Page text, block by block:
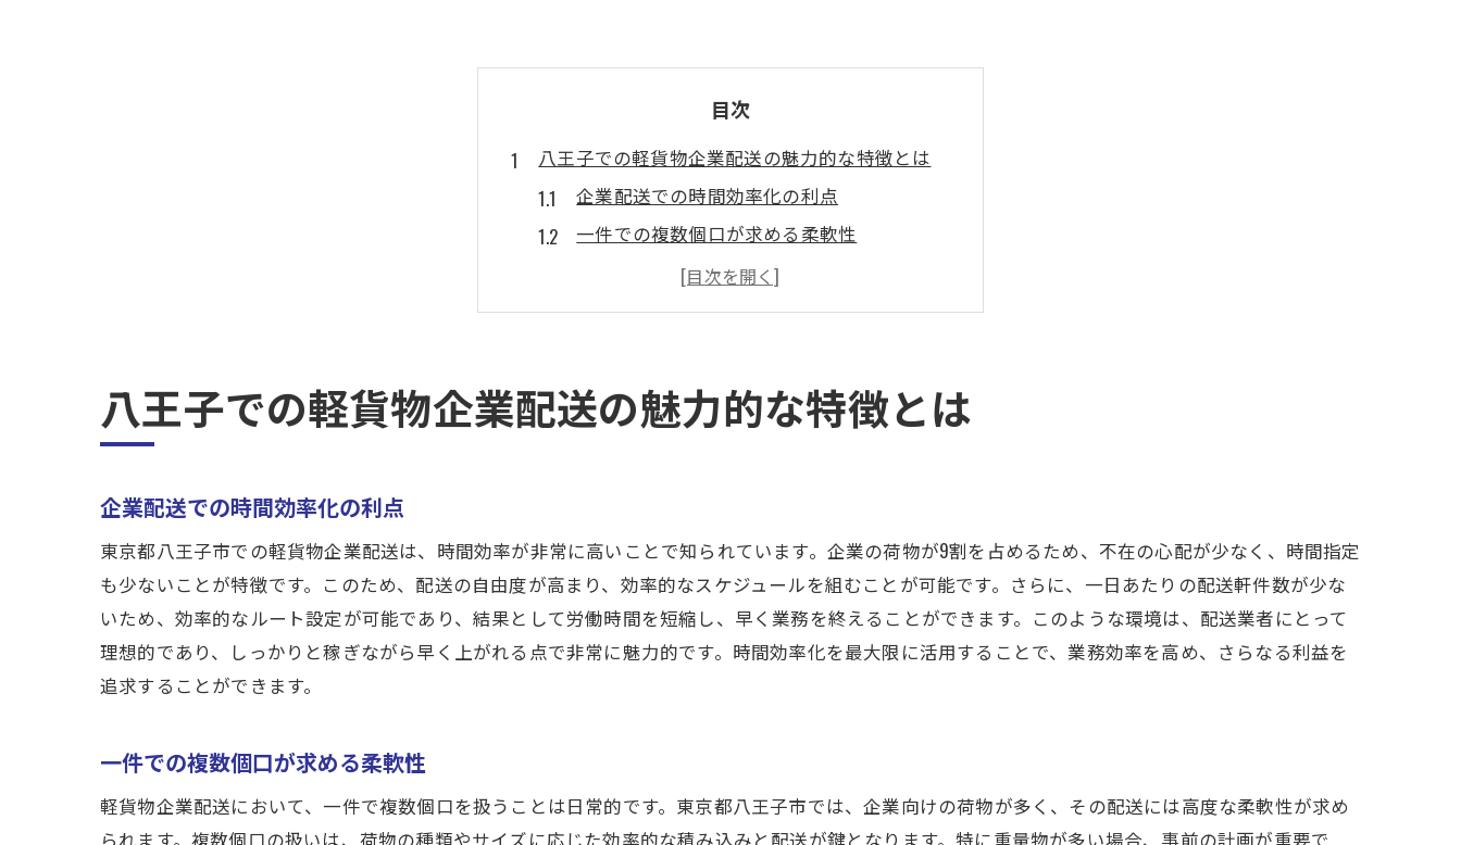
目次
八王子での軽貨物企業配送の魅力的な特徴とは
企業配送での時間効率化の利点
一件での複数個口が求める柔軟性
重量物対応のノウハウ
限られた軒件数でのルート最適化
時間指定の少ない配送のメリット
複数個口や重量物を効率良く扱う技術
重量物運搬の安全対策
複数個口のスムーズな管理方法
負担を減らす配送車両の選び方
配送効率を上げる現場の工夫
時間制約の少ない配送の強み
八王子での軽貨物企業配送の魅力的な特徴とは
企業配送での時間効率化の利点
東京都八王子市での軽貨物企業配送は、時間効率が非常に高いことで知られています。企業の荷物が9割を占めるため、不在の心配が少なく、時間指定
も少ないことが特徴です。このため、配送の自由度が高まり、効率的なスケジュールを組むことが可能です。さらに、一日あたりの配送軒件数が少な
いため、効率的なルート設定が可能であり、結果として労働時間を短縮し、早く業務を終えることができます。このような環境は、配送業者にとって
理想的であり、しっかりと稼ぎながら早く上がれる点で非常に魅力的です。時間効率化を最大限に活用することで、業務効率を高め、さらなる利益を
追求することができます。
一件での複数個口が求める柔軟性
軽貨物企業配送において、一件で複数個口を扱うことは日常的です。東京都八王子市では、企業向けの荷物が多く、その配送には高度な柔軟性が求め
られます。複数個口の扱いは、荷物の種類やサイズに応じた効率的な積み込みと配送が鍵となります。特に重量物が多い場合、事前の計画が重要で